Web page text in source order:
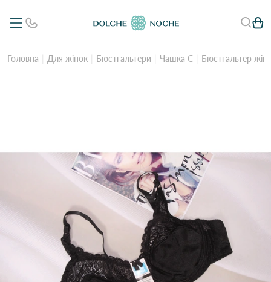
Головна Для жінок Бюстгальтери Чашка C Бюстгальтер